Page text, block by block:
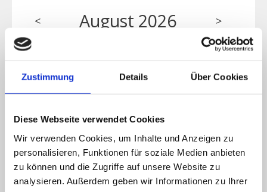
Zustimmung Details Über Cookies
Diese Webseite verwendet Cookies
Wir verwenden Cookies, um Inhalte und Anzeigen zu
personalisieren, Funktionen für soziale Medien anbieten
zu können und die Zugriffe auf unsere Website zu
analysieren. Außerdem geben wir Informationen zu Ihrer
< August 2026 >
MO DI MI DO FR SA SO
3 4 5 6 7 8 9